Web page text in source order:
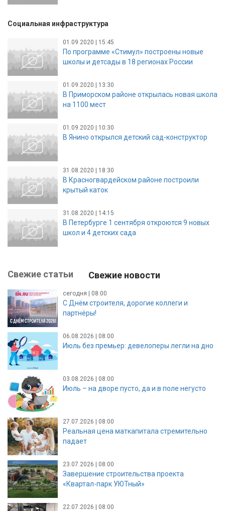
Социальная инфраструктура
01.09.2020 | 15:45
По программе «Стимул» построены новые
школы и детсады в 18 регионах России
01.09.2020 | 13:30
В Приморском районе открылась новая школа
на 1100 мест
01.09.2020 | 10:30
В Янино открылся детский сад-конструктор
31.08.2020 | 18:30
В Красногвардейском районе построили
крытый каток
31.08.2020 | 14:15
В Петербурге 1 сентября откроются 9 новых
школ и 4 детских сада
Свежие статьи Свежие новости
сегодня | 08:00
С Днём строителя, дорогие коллеги и
партнёры!
06.08.2026 | 08:00
Июль без премьер: девелоперы легли на дно
03.08.2026 | 08:00
Июль – на дворе пусто, да и в поле негусто
27.07.2026 | 08:00
Реальная цена маткапитала стремительно
падает
23.07.2026 | 08:00
Завершение строительства проекта
«Квартал-парк УЮТный»
22.07.2026 | 08:00